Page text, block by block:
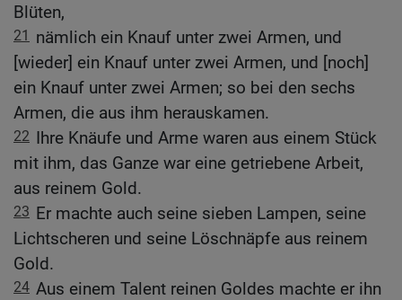
Blüten,
21 nämlich ein Knauf unter zwei Armen, und
[wieder] ein Knauf unter zwei Armen, und [noch]
ein Knauf unter zwei Armen; so bei den sechs
Armen, die aus ihm herauskamen.
22 Ihre Knäufe und Arme waren aus einem Stück
mit ihm, das Ganze war eine getriebene Arbeit,
aus reinem Gold.
23 Er machte auch seine sieben Lampen, seine
Lichtscheren und seine Löschnäpfe aus reinem
Gold.
24 Aus einem Talent reinen Goldes machte er ihn